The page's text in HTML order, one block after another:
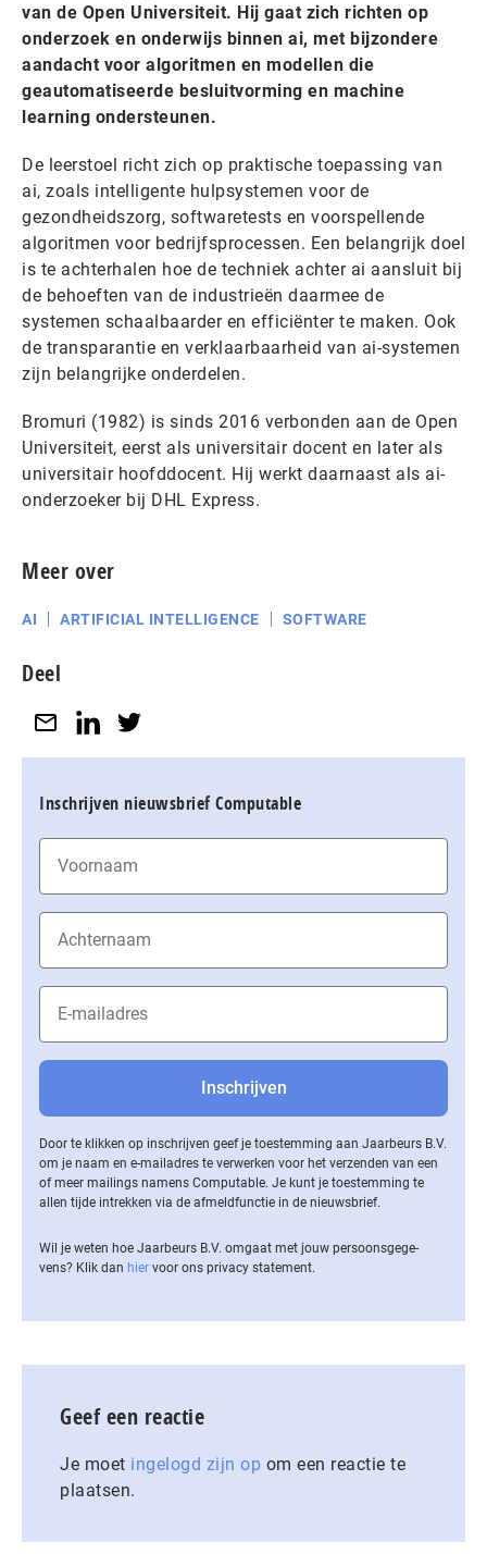
van de Open Universiteit. Hij gaat zich richten op
onderzoek en onderwijs binnen ai, met bijzondere
aandacht voor algoritmen en modellen die
geautomatiseerde besluitvorming en machine
learning ondersteunen.
De leerstoel richt zich op praktische toepassing van
ai, zoals intelligente hulpsystemen voor de
gezondheidszorg, softwaretests en voorspellende
algoritmen voor bedrijfsprocessen. Een belangrijk doel
is te achterhalen hoe de techniek achter ai aansluit bij
de behoeften van de industrieën daarmee de
systemen schaalbaarder en efficiënter te maken. Ook
de transparantie en verklaarbaarheid van ai-systemen
zijn belangrijke onderdelen.
Bromuri (1982) is sinds 2016 verbonden aan de Open
Universiteit, eerst als universitair docent en later als
universitair hoofddocent. Hij werkt daarnaast als ai-
onderzoeker bij DHL Express.
Meer over
AI ARTIFICIAL INTELLIGENCE SOFTWARE
Deel
Inschrijven nieuwsbrief Computable
Door te klikken op inschrijven geef je toestemming aan Jaarbeurs B.V.
om je naam en e-mailadres te verwerken voor het verzenden van een
of meer mailings namens Computable. Je kunt je toestemming te
allen tijde intrekken via de af­meld­func­tie in de nieuwsbrief.
Wil je weten hoe Jaarbeurs B.V. omgaat met jouw per­soons­ge­ge­
vens? Klik dan hier voor ons privacy statement.
Geef een reactie
Je moet ingelogd zijn op om een reactie te
plaatsen.